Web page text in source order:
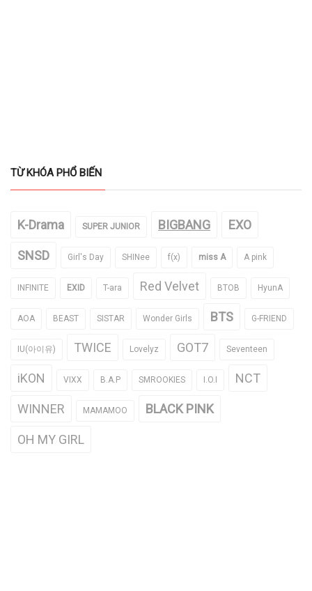
TỪ KHÓA PHỔ BIẾN
K-Drama SUPER JUNIOR BIGBANG EXO
SNSD Girl's Day SHINee f(x) miss A A pink
INFINITE EXID T-ara Red Velvet BTOB HyunA
AOA BEAST SISTAR Wonder Girls BTS G-FRIEND
IU(아이유) TWICE Lovelyz GOT7 Seventeen
iKON VIXX B.A.P SMROOKIES I.O.I NCT
WINNER MAMAMOO BLACK PINK
OH MY GIRL